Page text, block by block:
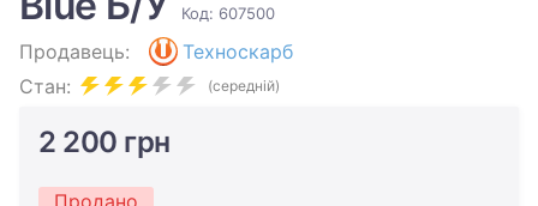
Код: 607500
Продавець:
Техноскарб
Стан:
(середній)
2 200 грн
Продано